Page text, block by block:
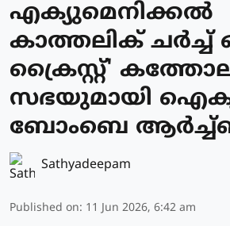
എക്യുമെനിക്കൽ
കാത്തലിക്
ക്രൈസ്റ്റ്'
സഭയുമായി
ബോംബെ
Sathyadeepam
Published on: 11 Jun 2026, 6:42 am